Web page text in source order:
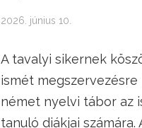
2026. június 10.
A tavalyi sikernek
ismét megszervezésre
német nyelvi tábor az
tanuló diákjai számára.